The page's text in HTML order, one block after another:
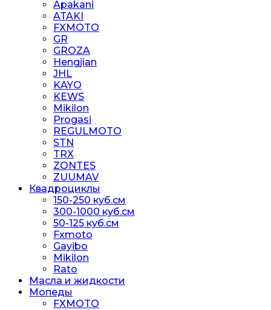
Apakani
ATAKI
FXMOTO
GR
GROZA
Hengjian
JHL
KAYO
KEWS
Mikilon
Progasi
REGULMOTO
STN
TRX
ZONTES
ZUUMAV
Квадроциклы
150-250 куб.см
300-1000 куб.см
50-125 куб.см
Fxmoto
Gayibo
Mikilon
Rato
Масла и жидкости
Мопеды
FXMOTO